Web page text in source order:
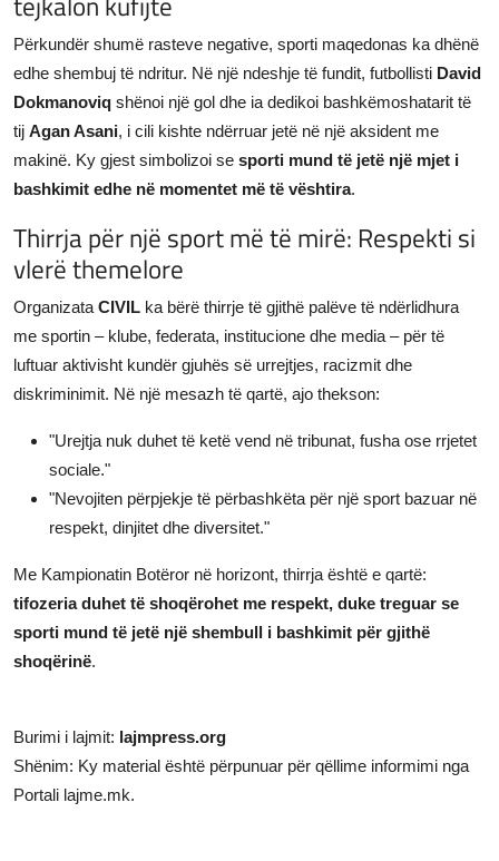
Përkundër shumë rasteve negative, sporti maqedonas ka dhënë
edhe shembuj të ndritur. Në një ndeshje të fundit, futbollisti David
Dokmanoviq shënoi një gol dhe ia dedikoi bashkëmoshatarit të
tij Agan Asani, i cili kishte ndërruar jetë në një aksident me
makinë. Ky gjest simbolizoi se sporti mund të jetë një mjet i
bashkimit edhe në momentet më të vështira.
Thirrja për një sport më të mirë: Respekti si
vlerë themelore
Organizata CIVIL ka bërë thirrje të gjithë palëve të ndërlidhura
me sportin – klube, federata, institucione dhe media – për të
luftuar aktivisht kundër gjuhës së urrejtjes, racizmit dhe
diskriminimit. Në një mesazh të qartë, ajo thekson:
"Urejtja nuk duhet të ketë vend në tribunat, fusha ose rrjetet
sociale."
"Nevojiten përpjekje të përbashkëta për një sport bazuar në
respekt, dinjitet dhe diversitet."
Me Kampionatin Botëror në horizont, thirrja është e qartë:
tifozeria duhet të shoqërohet me respekt, duke treguar se
sporti mund të jetë një shembull i bashkimit për gjithë
shoqërinë.
Burimi i lajmit: lajmpress.org
Shënim: Ky material është përpunuar për qëllime informimi nga
Portali lajme.mk.